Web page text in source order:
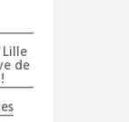
de